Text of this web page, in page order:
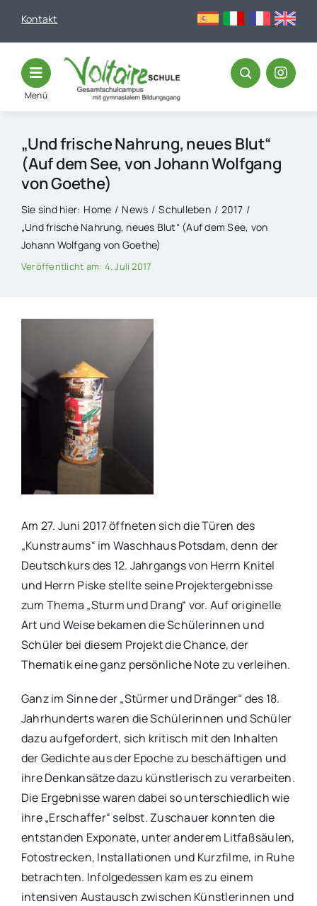
Kontakt
Menü
„Und frische Nahrung, neues Blut“
(Auf dem See, von Johann Wolfgang
von Goethe)
Sie sind hier: Home News Schulleben
2017
„Und frische Nahrung, neues Blut“ (Auf dem See, von
Johann Wolfgang von Goethe)
Veröffentlicht am: 4. Juli 2017
Am 27. Juni 2017 öffneten sich die Türen des
„Kunstraums“ im Waschhaus Potsdam, denn der
Deutschkurs des 12. Jahrgangs von Herrn Knitel
und Herrn Piske stellte seine Projektergebnisse
zum Thema „Sturm und Drang“ vor. Auf originelle
Art und Weise bekamen die Schülerinnen und
Schüler bei diesem Projekt die Chance, der
Thematik eine ganz persönliche Note zu verleihen.
Ganz im Sinne der „Stürmer und Dränger“ des 18.
Jahrhunderts waren die Schülerinnen und Schüler
dazu aufgefordert, sich kritisch mit den Inhalten
der Gedichte aus der Epoche zu beschäftigen und
ihre Denkansätze dazu künstlerisch zu verarbeiten.
Die Ergebnisse waren dabei so unterschiedlich wie
ihre „Erschaffer“ selbst. Zuschauer konnten die
entstanden Exponate, unter anderem Litfaßsäulen,
Fotostrecken, Installationen und Kurzfilme, in Ruhe
betrachten. Infolgedessen kam es zu einem
intensiven Austausch zwischen Künstlerinnen und